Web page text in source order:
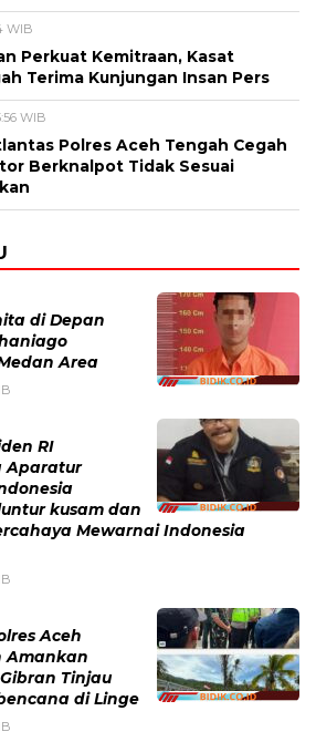
WIB
Perkuat Kemitraan, Kasat
Terima Kunjungan Insan Pers
WIB
Polres Aceh Tengah Cegah
Berknalpot Tidak Sesuai
di Depan
Area
RI
Aparatur
kusam dan
Mewarnai Indonesia
Aceh
Amankan
Tinjau
di Linge